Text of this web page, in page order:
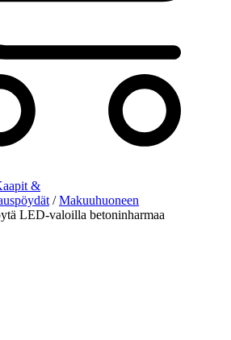
&
/Makuuhuoneen
LED-valoilla betoninharmaa